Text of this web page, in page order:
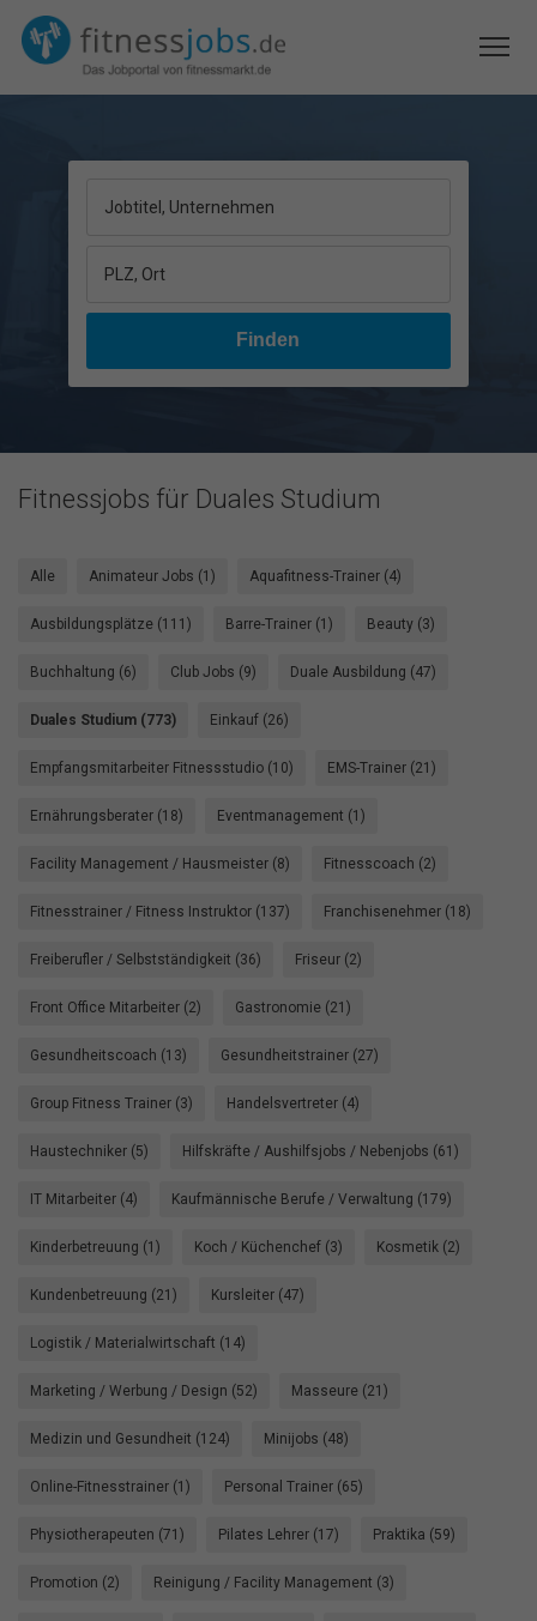
Jobtitel, Unternehmen
PLZ, Ort
Fitnessjobs für Duales Studium
Alle Animateur Jobs (1) Aquafitness-Trainer (4)
Ausbildungsplätze (111) Barre-Trainer (1) Beauty (3)
Buchhaltung (6) Club Jobs (9) Duale Ausbildung (47)
Duales Studium (773) Einkauf (26)
Empfangsmitarbeiter Fitnessstudio (10) EMS-Trainer (21)
Ernährungsberater (18) Eventmanagement (1)
Facility Management / Hausmeister (8) Fitnesscoach (2)
Fitnesstrainer / Fitness Instruktor (137) Franchisenehmer (18)
Freiberufler / Selbstständigkeit (36) Friseur (2)
Front Office Mitarbeiter (2) Gastronomie (21)
Gesundheitscoach (13) Gesundheitstrainer (27)
Group Fitness Trainer (3) Handelsvertreter (4)
Haustechniker (5) Hilfskräfte / Aushilfsjobs / Nebenjobs (61)
IT Mitarbeiter (4) Kaufmännische Berufe / Verwaltung (179)
Kinderbetreuung (1) Koch / Küchenchef (3) Kosmetik (2)
Kundenbetreuung (21) Kursleiter (47)
Logistik / Materialwirtschaft (14)
Marketing / Werbung / Design (52) Masseure (21)
Medizin und Gesundheit (124) Minijobs (48)
Online-Fitnesstrainer (1) Personal Trainer (65)
Physiotherapeuten (71) Pilates Lehrer (17) Praktika (59)
Promotion (2) Reinigung / Facility Management (3)